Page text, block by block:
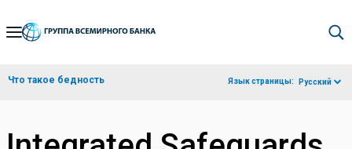
Skip
Navigation
Что такое бедность Язык страницы: Русский